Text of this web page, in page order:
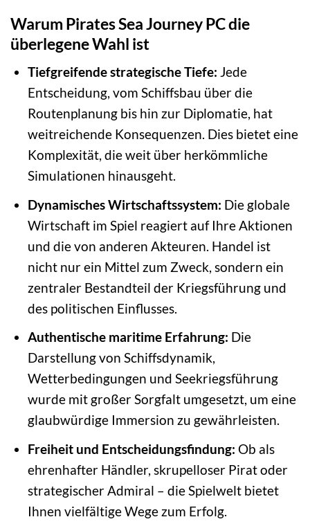
Warum Pirates Sea Journey PC die
überlegene Wahl ist
Tiefgreifende strategische Tiefe: Jede
Entscheidung, vom Schiffsbau über die
Routenplanung bis hin zur Diplomatie, hat
weitreichende Konsequenzen. Dies bietet eine
Komplexität, die weit über herkömmliche
Simulationen hinausgeht.
Dynamisches Wirtschaftssystem: Die globale
Wirtschaft im Spiel reagiert auf Ihre Aktionen
und die von anderen Akteuren. Handel ist
nicht nur ein Mittel zum Zweck, sondern ein
zentraler Bestandteil der Kriegsführung und
des politischen Einflusses.
Authentische maritime Erfahrung: Die
Darstellung von Schiffsdynamik,
Wetterbedingungen und Seekriegsführung
wurde mit großer Sorgfalt umgesetzt, um eine
glaubwürdige Immersion zu gewährleisten.
Freiheit und Entscheidungsfindung: Ob als
ehrenhafter Händler, skrupelloser Pirat oder
strategischer Admiral – die Spielwelt bietet
Ihnen vielfältige Wege zum Erfolg.